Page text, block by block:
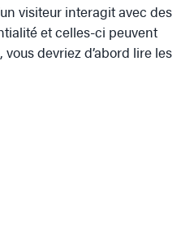
visiteur interagit avec des
et celles-ci peuvent
devriez d’abord lire les